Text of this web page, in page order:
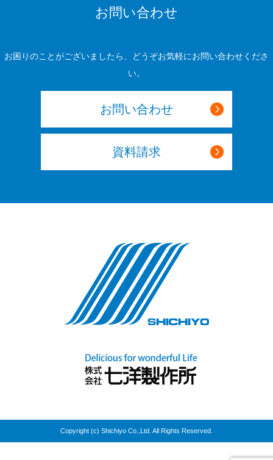
お問い合わせ
お困りのことがございましたら、どうぞお気軽にお問い合わせくださ
い。
お問い合わせ
資料請求
Copyright (c) Shichiyo Co.,Ltd. All Rights Reserved.